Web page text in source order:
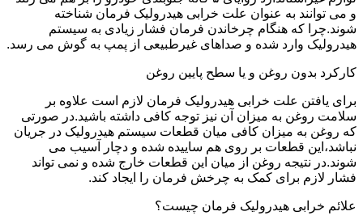
و می توانند به عنوان علت خرابی هیدرولیک فرمان شناخته
شوند.چرا که هنگام چرخاندن فرمان فشار زیادی به سیستم
هیدرولیک وارد شده و صداهای غیرطبیعی از پمپ به گوش می رسد.
کارکرد بدون روغن و یا سطح پایین روغن
برای یافتن علت خرابی هیدرولیک فرمان لازم است علاوه بر
سلامت روغن به میزان آن نیز توجه کافی داشته باشید.در صورتی
که روغن به میزان کافی میان قطعات سیستم هیدرولیک در جریان
نباشد،این قطعات بر روی هم ساییده شده و دچار آسیب می
شوند.در نتیجه روغن از میان این قطعات خارج شده و نمی تواند
فشار لازم برای کمک به چرخش فرمان را ایجاد کند.
علائم خرابی هیدرولیک فرمان چیست؟